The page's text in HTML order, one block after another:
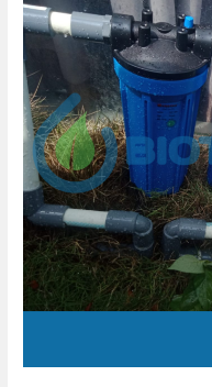
Rumah
Tangga
Murah